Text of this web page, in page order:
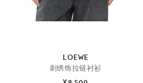
LOEWE
刺绣饰拉链衬衫